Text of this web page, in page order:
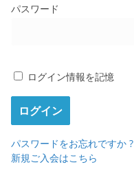
パスワード
ログイン情報を記憶
パスワードをお忘れですか ?
新規ご入会はこちら